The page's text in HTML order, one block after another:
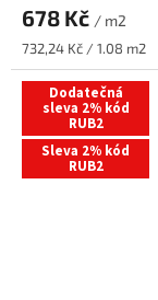
678 Kč / m2
Measure
price:
732,24 Kč / 1.08 m2
Dodatečná
sleva 2% kód
RUB2
Sleva 2% kód
RUB2